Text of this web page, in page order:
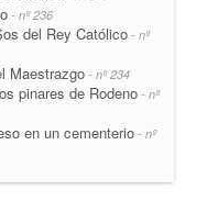
- nº 236
del Rey Católico- nº
Maestrazgo - nº 234
pinares de Rodeno - nº
en un cementerio - nº